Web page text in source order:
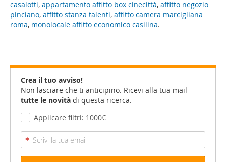
casalotti, appartamento affitto box cinecittà, affitto negozio
pinciano, affitto stanza talenti, affitto camera marcigliana
roma, monolocale affitto economico casilina.
Crea il tuo avviso!
Non lasciare che ti anticipino. Ricevi alla tua mail
tutte le novità di questa ricerca.
Applicare filtri: 1000€